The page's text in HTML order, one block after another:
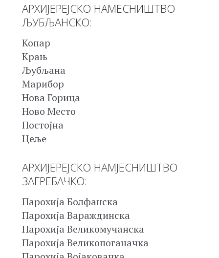
АРХИЈЕРЕЈСКО НАМЕСНИШТВО
ЉУБЉАНСКО:
Копар
Крањ
Љубљана
Марибор
Нова Горица
Ново Место
Постојна
Цеље
АРХИЈЕРЕЈСКО НАМЈЕСНИШТВО
ЗАГРЕБАЧКО:
Парохија Болфанска
Парохија Вараждинска
Парохија Великомучанска
Парохија Великопоганачка